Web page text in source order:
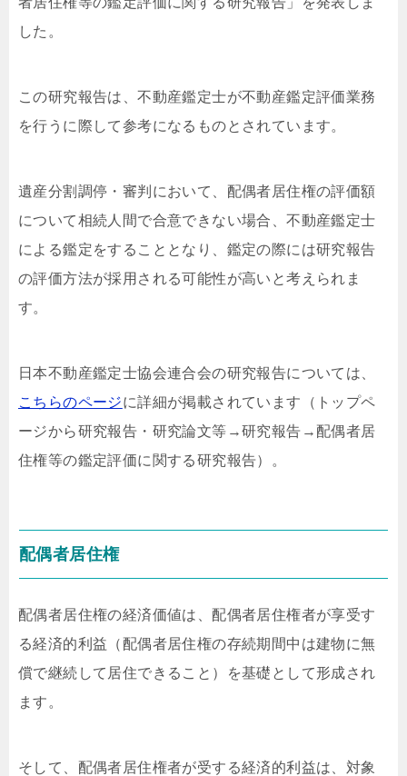
した。
この研究報告は、不動産鑑定士が不動産鑑定評価業務
を行うに際して参考になるものとされています。
遺産分割調停・審判において、配偶者居住権の評価額
について相続人間で合意できない場合、不動産鑑定士
による鑑定をすることとなり、鑑定の際には研究報告
の評価方法が採用される可能性が高いと考えられま
す。
日本不動産鑑定士協会連合会の研究報告については、
こちらのページに詳細が掲載されています（トップペ
ージから研究報告・研究論文等→研究報告→配偶者居
住権等の鑑定評価に関する研究報告）。
配偶者居住権
配偶者居住権の経済価値は、配偶者居住権者が享受す
る経済的利益（配偶者居住権の存続期間中は建物に無
償で継続して居住できること）を基礎として形成され
ます。
そして、配偶者居住権者が受する経済的利益は、対象